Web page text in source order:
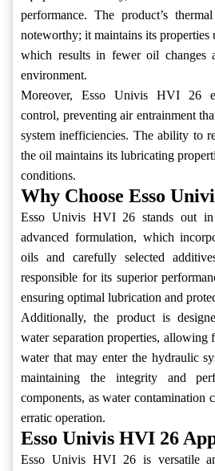
performance. The product’s
noteworthy; it maintains its properties
which results in fewer oil changes
environment.
Moreover, Esso Univis HVI 26
control, preventing air entrainment
system inefficiencies. The ability to
the oil maintains its lubricating
conditions.
Why Choose Esso
Esso Univis HVI 26 stands out
advanced formulation, which
oils and carefully selected
responsible for its superior
ensuring optimal lubrication and
Additionally, the product is
water separation properties,
water that may enter the hydraulic
maintaining the integrity and
components, as water contamination
erratic operation.
Esso Univis HVI 26
Esso Univis HVI 26 is versatile